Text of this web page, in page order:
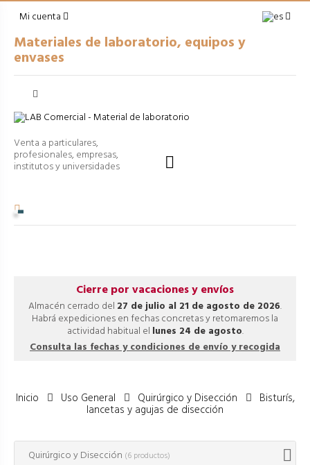
Mi cuenta
Materiales de laboratorio, equipos y
envases
Venta a particulares,
profesionales, empresas,
institutos y universidades 
Cierre por vacaciones y envíos
Almacén cerrado del 27 de julio al 21 de agosto de 2026.
Habrá expediciones en fechas concretas y retomaremos la
actividad habitual el lunes 24 de agosto.
Consulta las fechas y condiciones de envío y recogida
Inicio Uso General Quirúrgico y Disección Bisturís,
lancetas y agujas de disección
Quirúrgico y Disección (6 productos)